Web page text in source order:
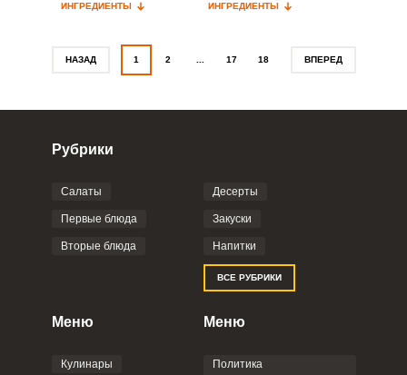
ИНГРЕДИЕНТЫ ИНГРЕДИЕНТЫ
НАЗАД 1 2 17 18 ВПЕРЕД
Рубрики
Салаты
Первые блюда
Вторые блюда
Десерты
Закуски
Напитки
ВСЕ РУБРИКИ
Меню
Кулинары
Меню
Политика